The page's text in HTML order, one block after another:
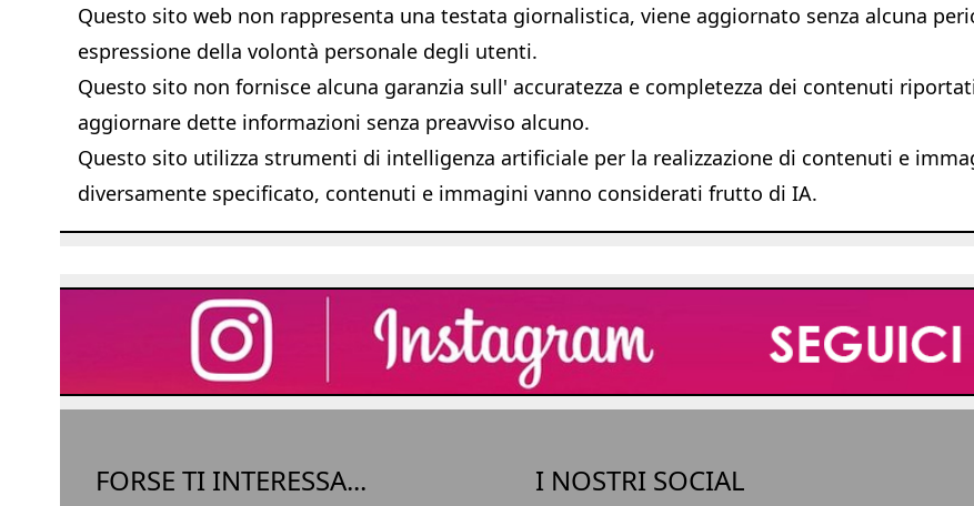
Questo sito web non rappresenta una testata giornalistica, viene aggiornato senza alcuna
espressione della volontà personale degli utenti.
Questo sito non fornisce alcuna garanzia sull' accuratezza e completezza dei contenuti
aggiornare dette informazioni senza preavviso alcuno.
Questo sito utilizza strumenti di intelligenza artificiale per la realizzazione di contenuti e
diversamente specificato, contenuti e immagini vanno considerati frutto di IA.
FORSE TI INTERESSA... I NOSTRI SOCIAL